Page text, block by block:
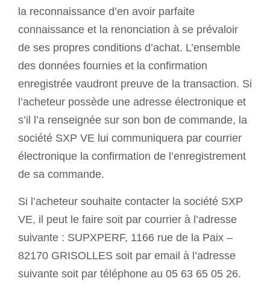
la reconnaissance d’en avoir parfaite
connaissance et la renonciation à se prévaloir
de ses propres conditions d’achat. L’ensemble
des données fournies et la confirmation
enregistrée vaudront preuve de la transaction. Si
l’acheteur possède une adresse électronique et
s’il l’a renseignée sur son bon de commande, la
société SXP VE lui communiquera par courrier
électronique la confirmation de l’enregistrement
de sa commande.
Si l’acheteur souhaite contacter la société SXP
VE, il peut le faire soit par courrier à l’adresse
suivante : SUPXPERF, 1166 rue de la Paix –
82170 GRISOLLES soit par email à l’adresse
suivante soit par téléphone au 05 63 65 05 26.